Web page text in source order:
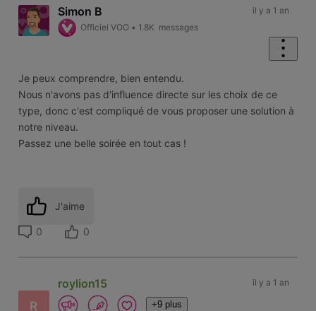
Simon B
Officiel VOO • 1.8K messages
il y a 1 an
Je peux comprendre, bien entendu.
Nous n'avons pas d'influence directe sur les choix de ce
type, donc c'est compliqué de vous proposer une solution à
notre niveau.
Passez une belle soirée en tout cas !
J'aime
0 0
R
roylion15
+9 plus
il y a 1 an